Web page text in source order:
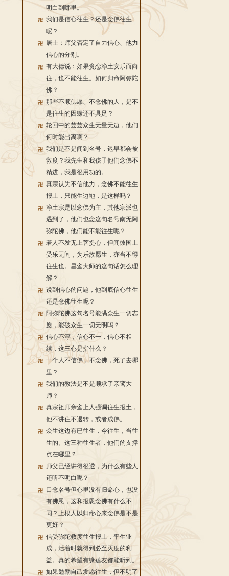
明白到哪里。
我们是信心往生？还是念佛往生
呢？
居士：师父否定了自力信心、他力
信心的分别。
有大德说：如果贪恋净土安乐而向
往，也不能往生。如何归命阿弥陀
佛？
那些不顺佛愿、不念佛的人，是不
是往生的因缘还不具足？
轮回中的芸芸众生无量无边，他们
何时能出离啊？
我们是不是闻到名号，迟早都会被
救度？我先生和我孩子他们念佛不
精进，我是很用功的。
真宗认为不信他力，念佛不能往生
报土，只能生边地，是这样吗？
净土宗是以念佛为主，其他宗派也
遇到了，他们也念这句名号南无阿
弥陀佛，他们能不能往生呢？
若人不发无上菩提心，但闻彼国土
受乐无间，为乐故愿生，亦当不得
往生也。昙鸾大师的这句话怎么理
解？
说到信心的问题，他到底信心往生
还是念佛往生呢？
阿弥陀佛这句名号能满众生一切志
愿，能破众生一切无明吗？
信心不淳，信心不一，信心不相
续，这三心是指什么？
一个人不信佛，不念佛，死了去哪
里？
我们的教法是不是顺承了亲鸾大
师？
真宗祖师亲鸾上人强调往生报土，
他不讲住不退转，或者成佛。
众生这边有已往生，今往生，当往
生的。这三种往生者，他们的支撑
点在哪里？
师父已经讲得很透，为什么有些人
还听不明白呢？
口念名号但心里没有归命心，也没
有佛恩，这和报恩念佛有什么不
同？上根人以归命心来念佛是不是
更好？
信受弥陀救度往生报土，平生业
成，活着时就得到必至灭度的利
益。真的希望有缘莲友都能听到。
如果勉励自己发愿往生，但不明了